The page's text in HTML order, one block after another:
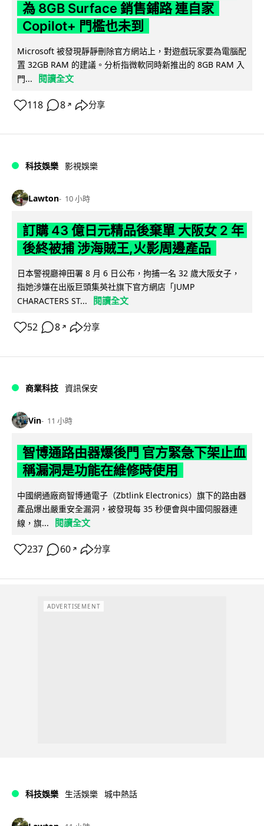
為 8GB Surface 銷售鋪路 連自家
Copilot+ 門檻也未到
Microsoft 被發現靜靜刪除官方網站上，對遊戲玩家要為電腦配
置 32GB RAM 的建議。分析指微軟同時新推出的 8GB RAM 入
門...
閱讀全文
118 8 ↗ 分享
科技娛樂 影視娛樂
Lawton 10 小時
訂購 43 億日元精品後棄單 大阪女 2 年
後終被捕 涉海賊王,火影周邊產品
日本警視廳神田署 8 月 6 日公布，拘捕一名 32 歲大阪女子，
指她涉嫌在出版巨頭集英社旗下官方網店「JUMP
CHARACTERS ST...
閱讀全文
52 8 ↗ 分享
商業科技 資訊保安
Vin 11 小時
智博通路由器爆後門 官方緊急下架止血
稱漏洞是功能在維修時使用
中國網通廠商智博通電子（Zbtlink Electronics）旗下的路由器
產品爆出嚴重安全漏洞，被發現每 35 秒便會與中國伺服器連
線，旗...
閱讀全文
237 60 ↗ 分享
ADVERTISEMENT
科技娛樂 生活娛樂 城中熱話